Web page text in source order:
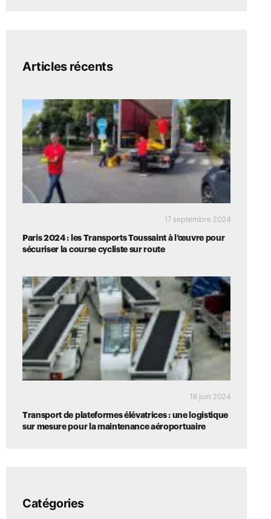
Articles récents
Paris 2024 : les Transports Toussaint à l’œuvre pour
sécuriser la course cycliste sur route
17 septembre 2024
Transport de plateformes élévatrices : une logistique
sur mesure pour la maintenance aéroportuaire
18 juin 2024
Catégories